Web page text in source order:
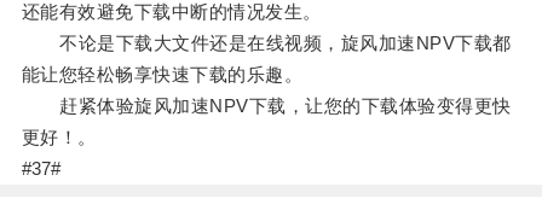
还能有效避免下载中断的情况发生。
不论是下载大文件还是在线视频，旋风加速NPV下载都
能让您轻松畅享快速下载的乐趣。
赶紧体验旋风加速NPV下载，让您的下载体验变得更快
更好！。
#37#